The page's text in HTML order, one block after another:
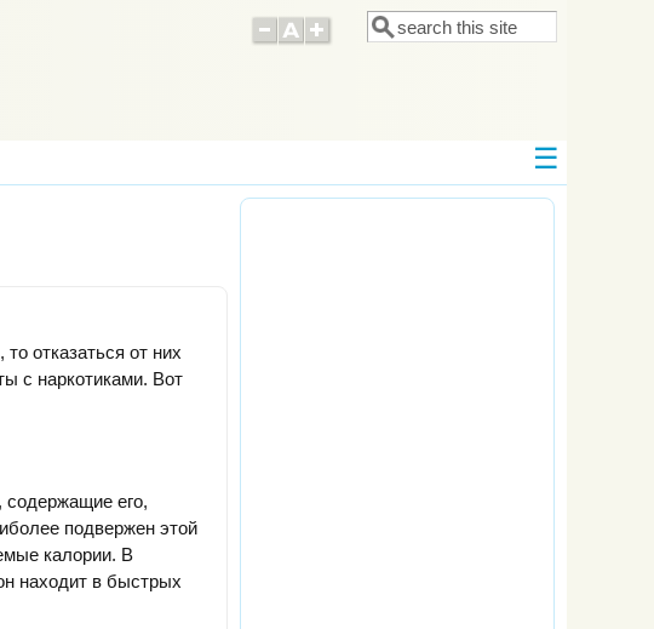
Форма поиска
Поиск
отказаться от них
с наркотиками. Вот
содержащие его,
подвержен этой
калории. В
находит в быстрых